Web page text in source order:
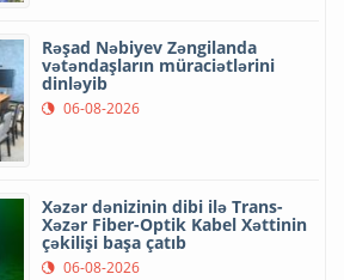
Rəşad Nəbiyev Zəngilanda
vətəndaşların müraciətlərini
dinləyib
06-08-2026
Xəzər dənizinin dibi ilə Trans-
Xəzər Fiber-Optik Kabel Xəttinin
çəkilişi başa çatıb
06-08-2026